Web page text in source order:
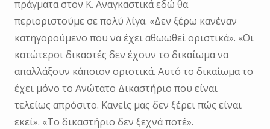
πράγματα στον Κ. Αναγκαστικά εδώ θα
περιοριστούμε σε πολύ λίγα. «Δεν ξέρω κανέναν
κατηγορούμενο που να έχει αθωωθεί οριστικά». «Οι
κατώτεροι δικαστές δεν έχουν το δικαίωμα να
απαλλάξουν κάποιον οριστικά. Αυτό το δικαίωμα το
έχει μόνο το Ανώτατο Δικαστήριο που είναι
τελείως απρόσιτο. Κανείς μας δεν ξέρει πώς είναι
εκεί». «Το δικαστήριο δεν ξεχνά ποτέ».